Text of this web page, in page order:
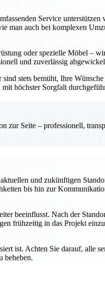
Service unterstützen
man auch bei komplexen
oder spezielle Möbel –
und zuverlässig
stets bemüht, Ihre
mit höchster Sorgfalt
zur Seite – professionell,
und zukünftigen
bis hin zur
beeinflusst. Nach der
frühzeitig in das Projekt
ist. Achten Sie darauf, alle
beheben.